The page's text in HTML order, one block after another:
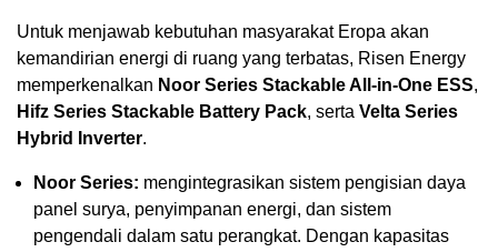
Untuk menjawab kebutuhan masyarakat Eropa akan
kemandirian energi di ruang yang terbatas, Risen Energy
memperkenalkan Noor Series Stackable All-in-One ESS,
Hifz Series Stackable Battery Pack, serta Velta Series
Hybrid Inverter.
Noor Series: mengintegrasikan sistem pengisian daya
panel surya, penyimpanan energi, dan sistem
pengendali dalam satu perangkat. Dengan kapasitas